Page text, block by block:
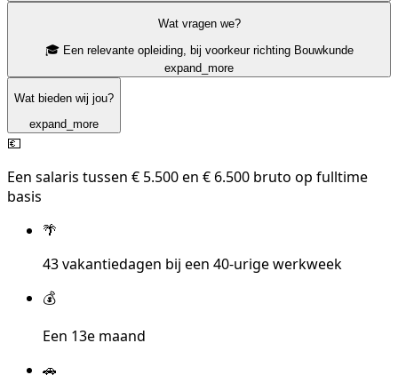
Wat vragen we?
🎓 Een relevante opleiding, bij voorkeur richting Bouwkunde
expand_more
Wat bieden wij jou?
expand_more
💶
Een salaris tussen € 5.500 en € 6.500 bruto op fulltime
basis
🌴
43 vakantiedagen bij een 40-urige werkweek
💰
Een 13e maand
🚗